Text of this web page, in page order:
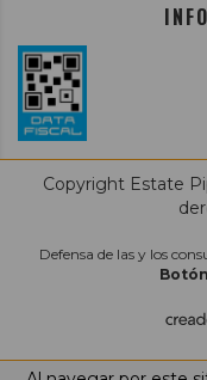
Copyright Estate
Defensa de las y los